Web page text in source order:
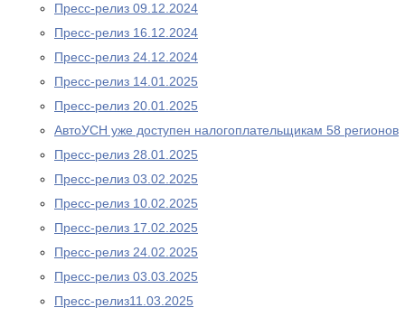
Пресс-релиз 09.12.2024
Пресс-релиз 16.12.2024
Пресс-релиз 24.12.2024
Пресс-релиз 14.01.2025
Пресс-релиз 20.01.2025
АвтоУСН уже доступен налогоплательщикам 58 регионов
Пресс-релиз 28.01.2025
Пресс-релиз 03.02.2025
Пресс-релиз 10.02.2025
Пресс-релиз 17.02.2025
Пресс-релиз 24.02.2025
Пресс-релиз 03.03.2025
Пресс-релиз11.03.2025